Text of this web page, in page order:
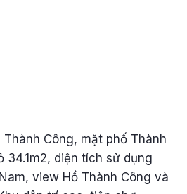
Thành Công, mặt phố Thành
34.1m2, diện tích sử dụng
view Hồ Thành Công và